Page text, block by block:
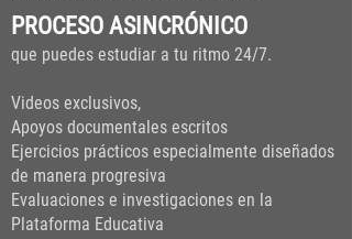
PROCESO ASINCRÓNICO
que puedes estudiar a tu ritmo 24/7.
Videos exclusivos,
Apoyos documentales escritos
Ejercicios prácticos especialmente diseñados
de manera progresiva
Evaluaciones e investigaciones en la
Plataforma Educativa